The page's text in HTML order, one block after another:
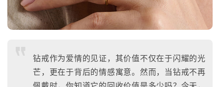
钻戒作为爱情的见证，其价值不仅在于闪耀的光
芒，更在于背后的情感寓意。然而，当钻戒不再